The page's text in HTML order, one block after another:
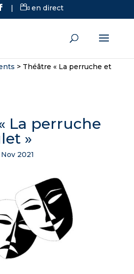
| en direct
> Théâtre « La perruche et
La perruche
»
2021